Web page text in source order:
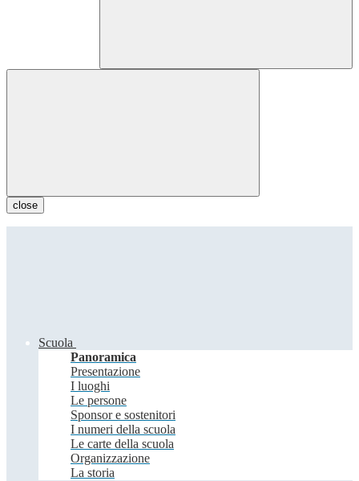
close
Scuola
Panoramica
Presentazione
I luoghi
Le persone
Sponsor e sostenitori
I numeri della scuola
Le carte della scuola
Organizzazione
La storia